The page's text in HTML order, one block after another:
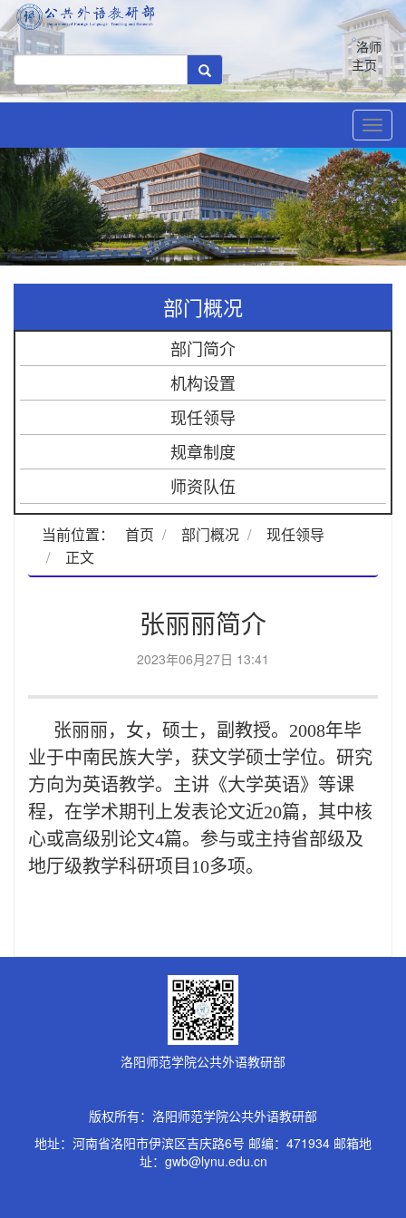
洛师
主页
部门概况
部门简介
机构设置
现任领导
规章制度
师资队伍
当前位置： 首页 部门概况
现任领导
正文
张丽丽简介
2023年06月27日 13:41
张丽丽，女，硕士，副教授。2008年毕
业于中南民族大学，获文学硕士学位。研究
方向为英语教学。主讲《大学英语》等课
程，在学术期刊上发表论文近20篇，其中核
心或高级别论文4篇。参与或主持省部级及
地厅级教学科研项目10多项。
洛阳师范学院公共外语教研部
版权所有：洛阳师范学院公共外语教研部
地址：河南省洛阳市伊滨区吉庆路6号 邮编：471934 邮箱地
址：gwb@lynu.edu.cn